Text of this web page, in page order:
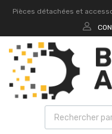
Pièces détachées et